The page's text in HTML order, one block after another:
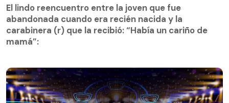
abandonada cuando era recién nacida y la
carabinera (r) que la recibió: “Había un cariño de
mamá”:
El lindo reencuentro entre la joven que fue
abandonada cuando era recién nacida y la
carabinera (r) que la recibió: “Había un cariño de
mamá”: